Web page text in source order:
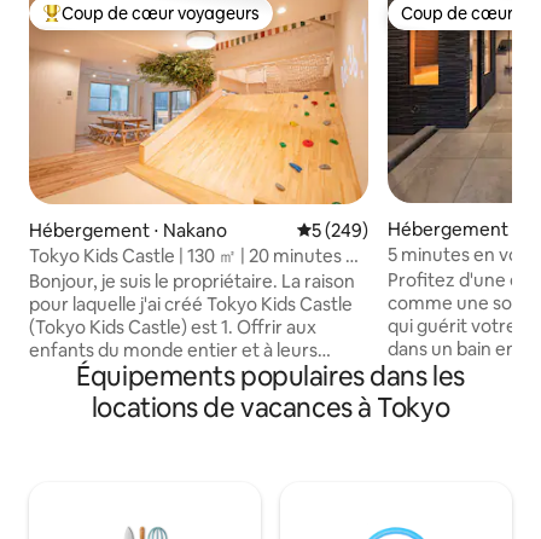
Coups de cœur voyageurs les plus appréciés
Coup de cœur voyageurs
Hébergement ⋅ Nakano Évaluation moyenne sur la
5 (249)
Tokyo Kids Castle | 130 ㎡ | 20 minutes de
Shinjuku | 1 minute de la gare
Bonjour, je suis le propriétaire. La raison
pour laquelle j'ai créé Tokyo Kids Castle
(Tokyo Kids Castle) est 1. Offrir aux
enfants du monde entier et à leurs
familles un environnement de voyage et
de jeu plus confortable 2. Ne pas se
laisser abattre par le coronavirus,
puissent en faire l'expérience et y
Coup de cœur
Coup de cœur
Hébergement ⋅
u
5 minutes en
bain de pot,
karaoké/Wi-Fi/
séjours
Haneda
Profitez d'une
comme une
qui guérit votre
dans un bain en
Le Sauna Escape
environ 5
de Shibuya, à 25
privé » dans la
Équipements populaires dans les
locations de vacances à Tokyo